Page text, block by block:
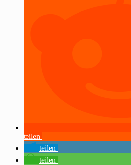
teilen
teilen
teilen